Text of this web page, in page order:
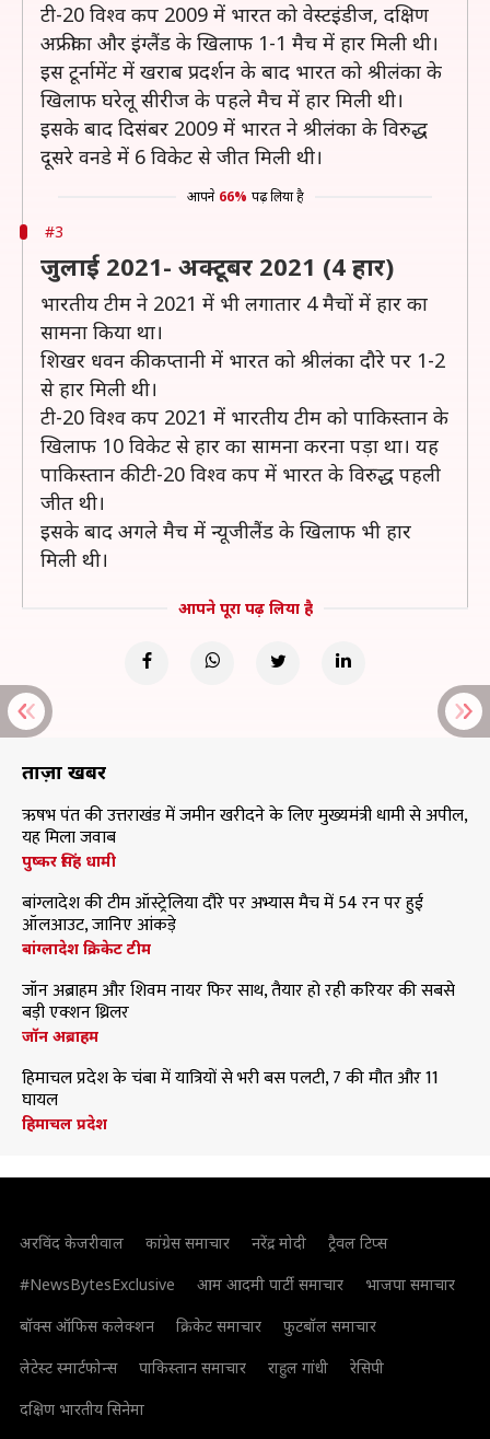
टी-20 विश्व कप 2009 में भारत को वेस्टइंडीज, दक्षिण
अफ्रीका और इंग्लैंड के खिलाफ 1-1 मैच में हार मिली थी।
इस टूर्नामेंट में खराब प्रदर्शन के बाद भारत को श्रीलंका के
खिलाफ घरेलू सीरीज के पहले मैच में हार मिली थी।
इसके बाद दिसंबर 2009 में भारत ने श्रीलंका के विरुद्ध
दूसरे वनडे में 6 विकेट से जीत मिली थी।
आपने 66% पढ़ लिया है
#3
जुलाई 2021- अक्टूबर 2021 (4 हार)
भारतीय टीम ने 2021 में भी लगातार 4 मैचों में हार का
सामना किया था।
शिखर धवन की कप्तानी में भारत को श्रीलंका दौरे पर 1-2
से हार मिली थी।
टी-20 विश्व कप 2021 में भारतीय टीम को पाकिस्तान के
खिलाफ 10 विकेट से हार का सामना करना पड़ा था। यह
पाकिस्तान की टी-20 विश्व कप में भारत के विरुद्ध पहली
जीत थी।
इसके बाद अगले मैच में न्यूजीलैंड के खिलाफ भी हार
मिली थी।
आपने पूरा पढ़ लिया है
ताज़ा खबरें
ऋषभ पंत की उत्तराखंड में जमीन खरीदने के लिए मुख्यमंत्री धामी से अपील,
यह मिला जवाब
पुष्कर सिंह धामी
बांग्लादेश की टीम ऑस्ट्रेलिया दौरे पर अभ्यास मैच में 54 रन पर हुई
ऑलआउट, जानिए आंकड़े
बांग्लादेश क्रिकेट टीम
जॉन अब्राहम और शिवम नायर फिर साथ, तैयार हो रही करियर की सबसे
बड़ी एक्शन थ्रिलर
जॉन अब्राहम
हिमाचल प्रदेश के चंबा में यात्रियों से भरी बस पलटी, 7 की मौत और 11
घायल
हिमाचल प्रदेश
अरविंद केजरीवाल कांग्रेस समाचार नरेंद्र मोदी
ट्रैवल टिप्स
#NewsBytesExclusive
आम आदमी पार्टी समाचार
भाजपा समाचार
बॉक्स ऑफिस कलेक्शन
क्रिकेट समाचार
फुटबॉल समाचार
लेटेस्ट स्मार्टफोन्स
पाकिस्तान समाचार राहुल गांधी
रेसिपी
दक्षिण भारतीय सिनेमा